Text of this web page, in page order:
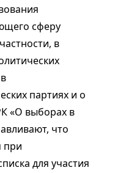
сферу
в
партиях и о
«О выборах в
что
при
для участия